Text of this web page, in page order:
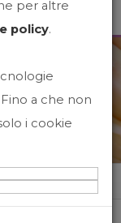
per altre
policy.
a che non
i cookie